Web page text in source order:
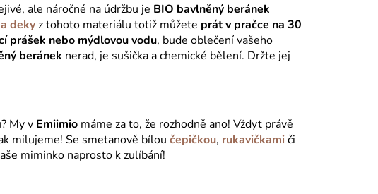
ale náročné na údržbu je BIO bavlněný beránek
dekyz tohoto materiálu totiž můžete prát v pračce na 30
prášek nebo mýdlovou vodu, bude oblečení vašeho
beránek nerad, je sušička a chemické bělení. Držte jej
My v Emiimio máme za to, že rozhodně ano! Vždyť právě
milujeme! Se smetanově bílou čepičkou, rukavičkamiči
miminko naprosto k zulíbání!